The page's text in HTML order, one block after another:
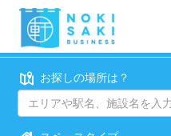
お探しの場所は？